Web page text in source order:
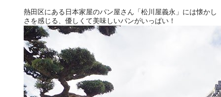
熱田区にある日本家屋のパン屋さん「松川屋義永」には懐かし
さを感じる、優しくて美味しいパンがいっぱい！